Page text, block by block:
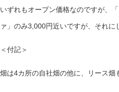
いずれもオープン価格なのですが、
ァ」のみ3,000円近いですが、それ
＜付記＞
畑は4カ所の自社畑の他に、リース